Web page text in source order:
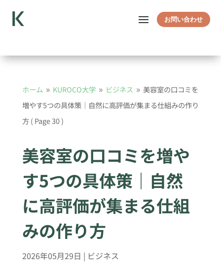
お問い合わせ
ホーム 9 KUROCO大学 9 ビジネス 9 美容室の口コミを
増やす5つの具体策｜自然に高評価が集まる仕組みの作り
方( Page 30 )
美容室の口コミを増や
す5つの具体策｜自然
に高評価が集まる仕組
みの作り方
2026年05月29日 | ビジネス